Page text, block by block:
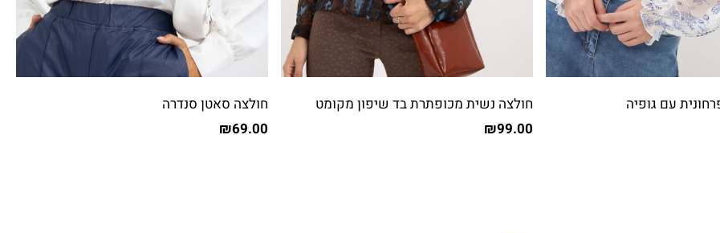
עם גופיה
חולצה נשית מכופתרת בד שיפון מקומט
₪99.00
חולצה סאטן סנדרה
₪69.00